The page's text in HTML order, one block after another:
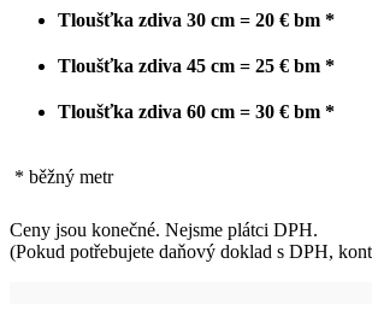
Tloušťka zdiva 30 cm = 20 € bm *
Tloušťka zdiva 45 cm = 25 € bm *
Tloušťka zdiva 60 cm = 30 € bm *
* běžný metr
Ceny jsou konečné. Nejsme plátci DPH.
(Pokud potřebujete daňový doklad s DPH,